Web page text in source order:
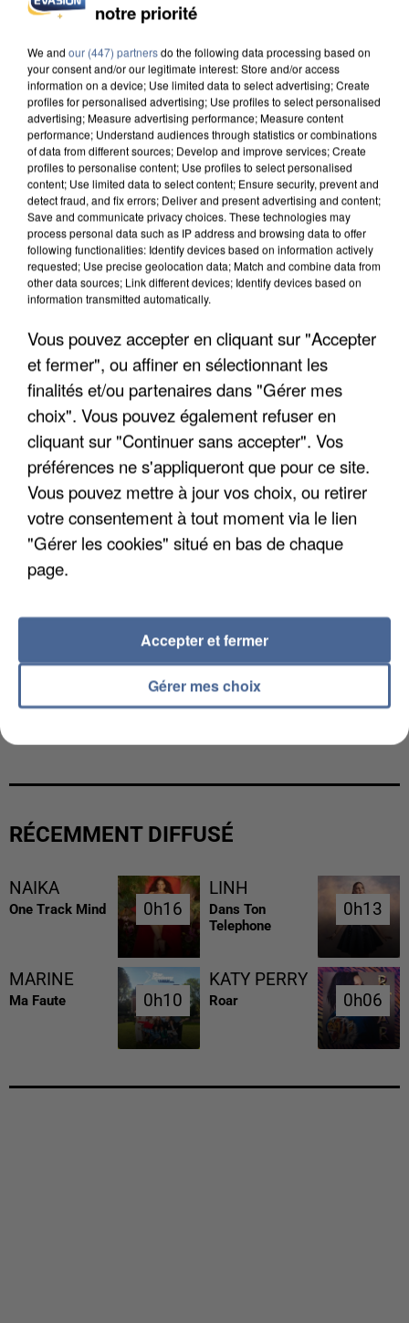
INCENDIES : L’ÎLE-DE-FRANCE LANCE UN ÉLAN
APRÈS TOUTES CES CANICULES, LES REFUGES
DE FAUNE SAUVAGE SONT...
RÉCEMMENT DIFFUSÉ
NAIKA
One Track Mind 0h16
0h16
LINH
Dans Ton
Telephone
0h13
0h13
MARINE
Ma Faute 0h10
0h10
KATY PERRY
Roar 0h06
0h06
notre priorité
We and our (447) partnersdo the following data processing based on
your consent and/or our legitimate interest: Store and/or access
information on a device; Use limited data to select advertising; Create
profiles for personalised advertising; Use profiles to select personalised
advertising; Measure advertising performance; Measure content
performance; Understand audiences through statistics or combinations
of data from different sources; Develop and improve services; Create
profiles to personalise content; Use profiles to select personalised
content; Use limited data to select content; Ensure security, prevent and
detect fraud, and fix errors; Deliver and present advertising and content;
Save and communicate privacy choices. These technologies may
process personal data such as IP address and browsing data to offer
following functionalities: Identify devices based on information actively
requested; Use precise geolocation data; Match and combine data from
other data sources; Link different devices; Identify devices based on
information transmitted automatically.
Vous pouvez accepter en cliquant sur "Accepter
et fermer", ou affiner en sélectionnant les
finalités et/ou partenaires dans "Gérer mes
choix". Vous pouvez également refuser en
cliquant sur "Continuer sans accepter". Vos
préférences ne s'appliqueront que pour ce site.
Vous pouvez mettre à jour vos choix, ou retirer
votre consentement à tout moment via le lien
"Gérer les cookies" situé en bas de chaque
page.
Gérer mes choix
Accepter et fermer